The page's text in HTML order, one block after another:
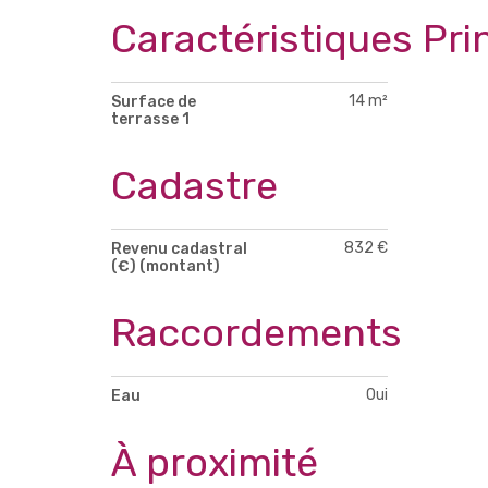
Caractéristiques
Surface de
terrasse 1
14 m²
Cadastre
Revenu cadastral
(€) (montant)
832 €
Raccordements
Eau Oui
À proximité